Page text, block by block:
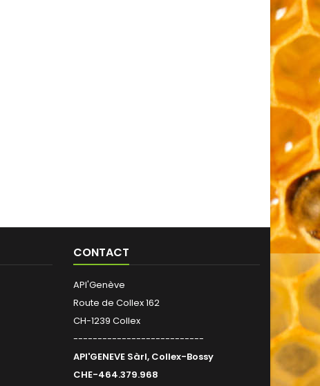
CONTACT
API'Genève
Route de Collex 162
CH-1239 Collex
---------------------------
API'GENEVE Sàrl, Collex-Bossy
CHE-464.379.968